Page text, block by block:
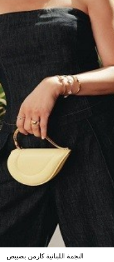
النجمة اللبنانية كارمن بصيبص